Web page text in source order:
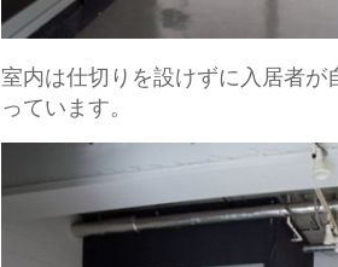
室内は仕切りを設けずに入居者
っています。